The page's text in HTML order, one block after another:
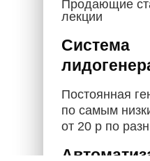
Продающие
лекции
Система
Постоянная
по самым
от 20 р по